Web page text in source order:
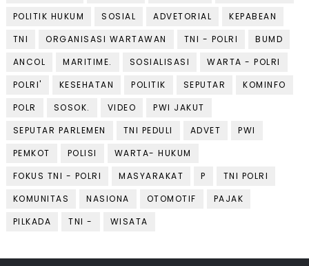
POLITIK HUKUM
SOSIAL ADVETORIAL
KEPABEAN
TNI
ORGANISASI WARTAWAN TNI - POLRI
BUMD
ANCOL
MARITIME. SOSIALISASI
WARTA - POLRI
POLRI'
KESEHATAN POLITIK SEPUTAR
KOMINFO
POLR
SOSOK. VIDEO
PWI JAKUT
SEPUTAR PARLEMEN
TNI PEDULI ADVET
PWI
PEMKOT
POLISI
WARTA- HUKUM
FOKUS TNI - POLRI
MASYARAKAT P
TNI POLRI
KOMUNITAS
NASIONA OTOMOTIF
PAJAK
PILKADA
TNI - WISATA